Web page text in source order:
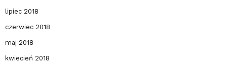
lipiec 2018
czerwiec 2018
maj 2018
kwiecień 2018